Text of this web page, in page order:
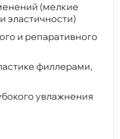
(мелкие
эластичности)
и репаративного
филлерами,
увлажнения